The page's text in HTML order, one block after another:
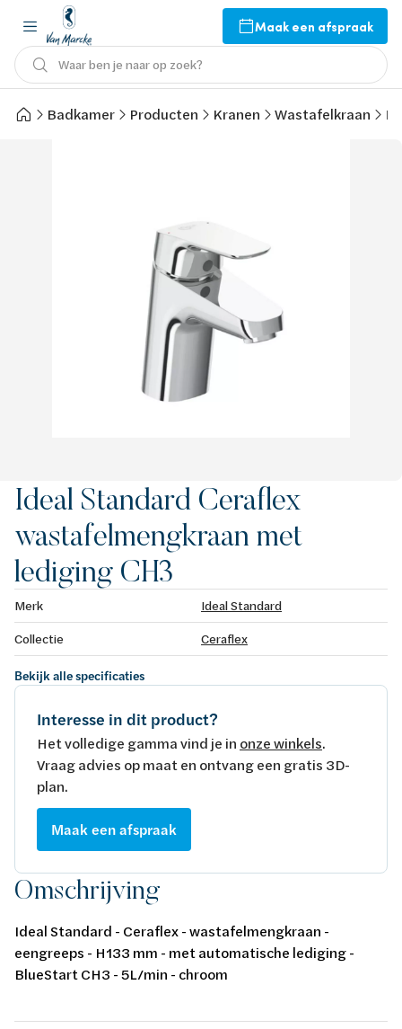
Maak een afspraak
Waar ben je naar op zoek?
Badkamer Producten Kranen Wastafelkraan
Ideal Standard Ceraflex
wastafelmengkraan met
lediging CH3
Merk
Ideal Standard
Collectie
Ceraflex
Bekijk alle specificaties
Interesse in dit product?
Het volledige gamma vind je in onze winkels.
Vraag advies op maat en ontvang een gratis 3D-
plan.
Maak een afspraak
Omschrijving
Ideal Standard - Ceraflex - wastafelmengkraan -
eengreeps - H133 mm - met automatische lediging -
BlueStart CH3 - 5L/min - chroom